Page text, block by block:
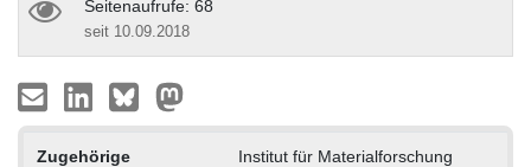
Seitenaufrufe: 68
seit 10.09.2018
Zugehörige
Institut für Materialforschung